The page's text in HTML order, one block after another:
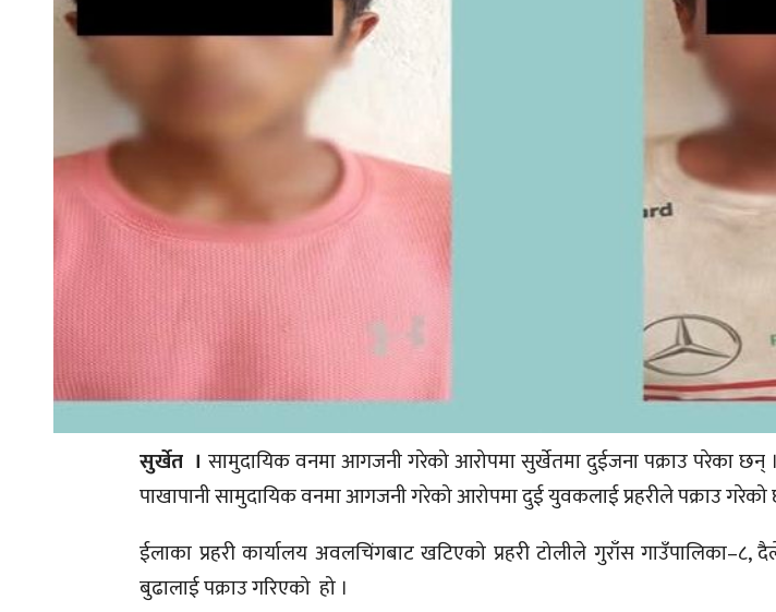
सुर्खेत । सामुदायिक वनमा आगजनी गरेको आरोपमा सुर्खेतमा दुईजना पक्राउ परेका
पाखापानी सामुदायिक वनमा आगजनी गरेको आरोपमा दुई युवकलाई प्रहरीले पक्राउ गरेको
ईलाका प्रहरी कार्यालय अवलचिंगबाट खटिएको प्रहरी टोलीले गुराँस गाउँपालिका–८,
बुढालाई पक्राउ गरिएको हो ।